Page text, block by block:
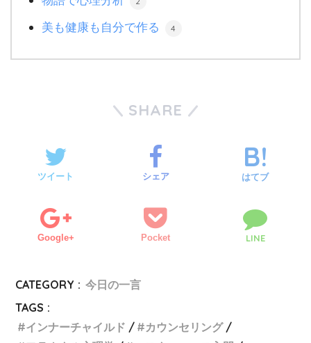
美も健康も自分で作る 4
SHARE
ツイート シェア はてブ
Google+ Pocket LINE
CATEGORY : 今日の一言
TAGS :
インナーチャイルド
カウンセリング